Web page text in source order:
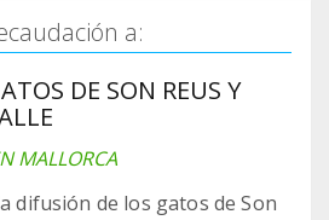
a:
DE SON REUS Y
MALLORCA
difusión de los gatos de Son